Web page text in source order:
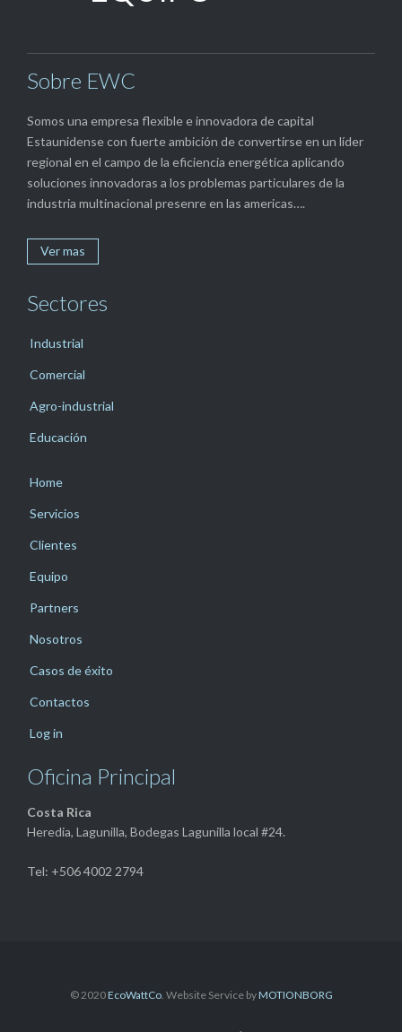
Sobre EWC
Somos una empresa flexible e innovadora de capital
Estaunidense con fuerte ambición de convertirse en un líder
regional en el campo de la eficiencia energética aplicando
soluciones innovadoras a los problemas particulares de la
industria multinacional presenre en las americas….
Ver mas
Sectores
Industrial
Comercial
Agro-industrial
Educación
Home
Servicios
Clientes
Equipo
Partners
Nosotros
Casos de éxito
Contactos
Log in
Oficina Principal
Costa Rica
Heredia, Lagunilla, Bodegas Lagunilla local #24.
Tel: +506 4002 2794
© 2020EcoWattCo. Website Service byMOTIONBORG